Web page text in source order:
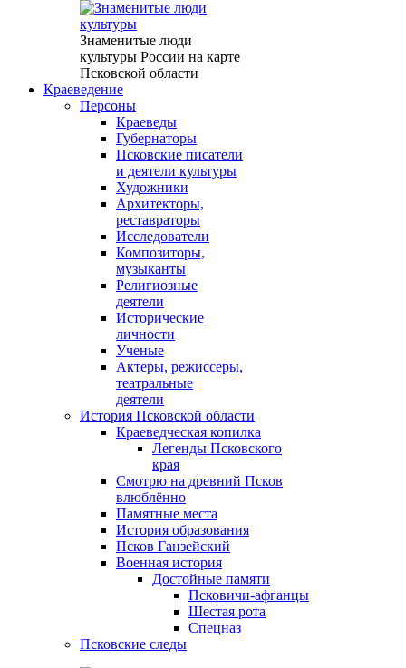
Знаменитые люди
культуры России на карте
Псковской области
Краеведение
Персоны
Краеведы
Губернаторы
Псковские писатели
и деятели культуры
Художники
Архитекторы,
реставраторы
Исследователи
Композиторы,
музыканты
Религиозные
деятели
Исторические
личности
Ученые
Актеры, режиссеры,
театральные
деятели
История Псковской области
Краеведческая копилка
Легенды Псковского
края
Смотрю на древний Псков
влюблённо
Памятные места
История образования
Псков Ганзейский
Военная история
Достойные памяти
Псковичи-афганцы
Шестая рота
Спецназ
Псковские следы